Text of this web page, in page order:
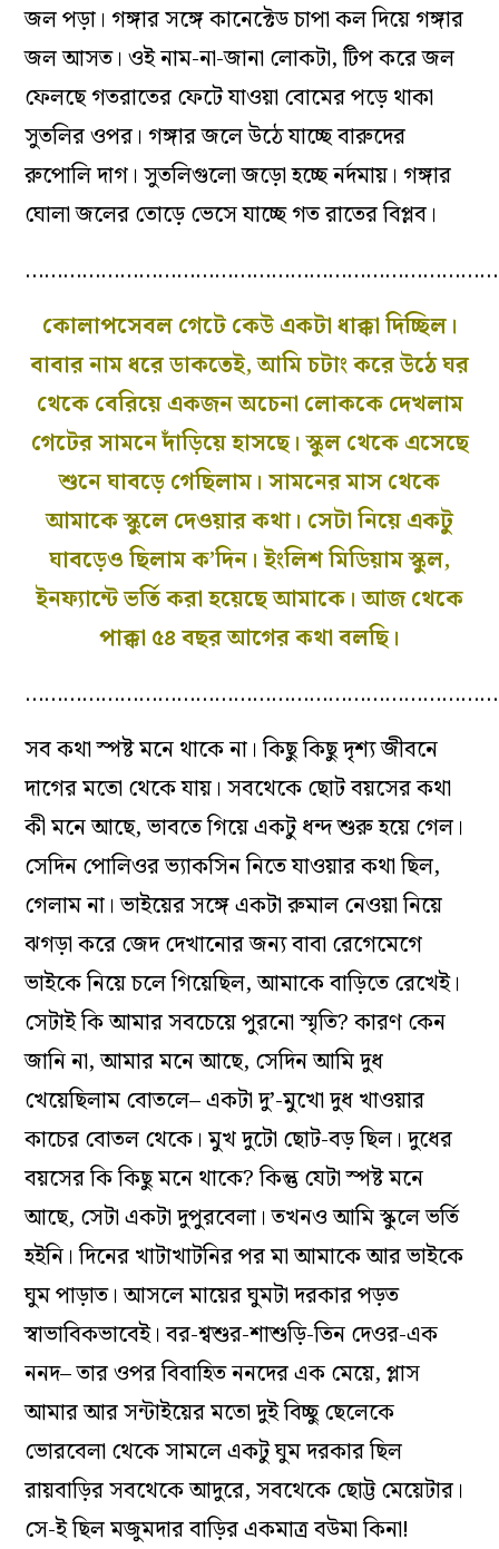
জল পড়া। গঙ্গার সঙ্গে কানেক্টেড চাপা কল দিয়ে গঙ্গার
জল আসত। ওই নাম-না-জানা লোকটা, টিপ করে জল
ফেলছে গতরাতের ফেটে যাওয়া বোমের পড়ে থাকা
সুতলির ওপর। গঙ্গার জলে উঠে যাচ্ছে বারুদের
রুপোলি দাগ। সুতলিগুলো জড়ো হচ্ছে নর্দমায়। গঙ্গার
ঘোলা জলের তোড়ে ভেসে যাচ্ছে গত রাতের বিপ্লব।
কোলাপসেবল গেটে কেউ একটা ধাক্কা দিচ্ছিল।
বাবার নাম ধরে ডাকতেই, আমি চটাং করে উঠে ঘর
থেকে বেরিয়ে একজন অচেনা লোককে দেখলাম
গেটের সামনে দাঁড়িয়ে হাসছে। স্কুল থেকে এসেছে
শুনে ঘাবড়ে গেছিলাম। সামনের মাস থেকে
আমাকে স্কুলে দেওয়ার কথা। সেটা নিয়ে একটু
ঘাবড়েও ছিলাম ক’দিন। ইংলিশ মিডিয়াম স্কুল,
ইনফ‌্যান্টে ভর্তি করা হয়েছে আমাকে। আজ থেকে
পাক্কা ৫৪ বছর আগের কথা বলছি।
সব কথা স্পষ্ট মনে থাকে না। কিছু কিছু দৃশ‌্য জীবনে
দাগের মতো থেকে যায়। সবথেকে ছোট বয়সের কথা
কী মনে আছে, ভাবতে গিয়ে একটু ধন্দ শুরু হয়ে গেল।
সেদিন পোলিওর ভ‌্যাকসিন নিতে যাওয়ার কথা ছিল,
গেলাম না। ভাইয়ের সঙ্গে একটা রুমাল নেওয়া নিয়ে
ঝগড়া করে জেদ দেখানোর জন‌্য বাবা রেগেমেগে
ভাইকে নিয়ে চলে গিয়েছিল, আমাকে বাড়িতে রেখেই।
সেটাই কি আমার সবচেয়ে পুরনো স্মৃতি? কারণ কেন
জানি না, আমার মনে আছে, সেদিন আমি দুধ
খেয়েছিলাম বোতলে– একটা দু’-মুখো দুধ খাওয়ার
কাচের বোতল থেকে। মুখ দুটো ছোট-বড় ছিল। দুধের
বয়সের কি কিছু মনে থাকে? কিন্তু যেটা স্পষ্ট মনে
আছে, সেটা একটা দুপুরবেলা। তখনও আমি স্কুলে ভর্তি
হইনি। দিনের খাটাখাটনির পর মা আমাকে আর ভাইকে
ঘুম পাড়াত। আসলে মায়ের ঘুমটা দরকার পড়ত
স্বাভাবিকভাবেই। বর-শ্বশুর-শাশুড়ি-তিন দেওর-এক
ননদ– তার ওপর বিবাহিত ননদের এক মেয়ে, প্লাস
আমার আর সন্টাইয়ের মতো দুই বিচ্ছু ছেলেকে
ভোরবেলা থেকে সামলে একটু ঘুম দরকার ছিল
রায়বাড়ির সবথেকে আদুরে, সবথেকে ছোট্ট মেয়েটার।
সে-ই ছিল মজুমদার বাড়ির একমাত্র বউমা কিনা!